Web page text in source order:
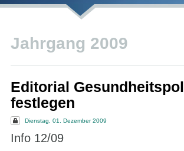
Jahrgang 2009
Editorial
festlegen
Dienstag, 01. Dezember 2009
Info 12/09